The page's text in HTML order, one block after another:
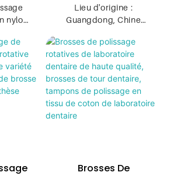
nylon
haute
pour
du
Dur Coloré - KENXIN
Lieu d'origine :
Guangdong, Chine
de type loquet KEXIN
numéro de modèle
Matière première : nyloy,
poils de chèvre
Couleur : blanc, bleu,
rouge, violet, etc.
Utilisation: pour nettoyer
roue.
Brosses De